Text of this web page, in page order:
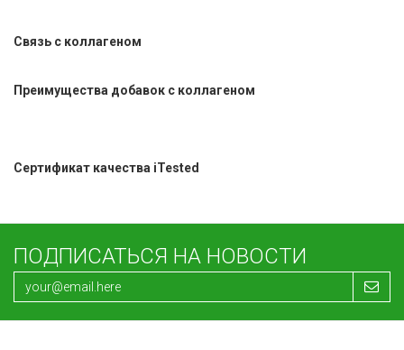
Связь с коллагеном
Преимущества добавок с коллагеном
Сертификат качества iTested
ПОДПИСАТЬСЯ НА НОВОСТИ